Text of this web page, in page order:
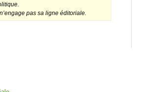
pas sa ligne éditoriale.